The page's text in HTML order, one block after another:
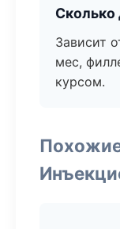
Зависит
мес,
курсом.